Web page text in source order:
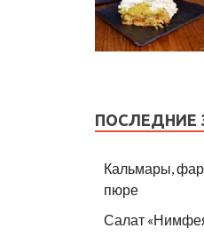
ПОСЛЕДНИЕ
Кальмары,
пюре
Салат